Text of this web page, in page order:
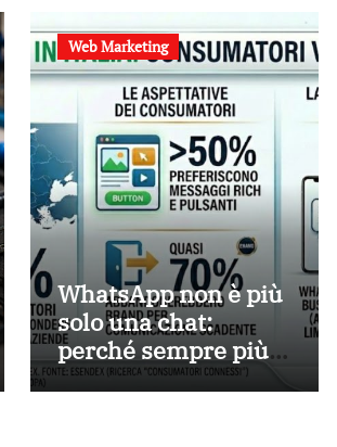
Web Marketing
WhatsApp non è più
solo una chat:
perché sempre più
aziende lo scelgono